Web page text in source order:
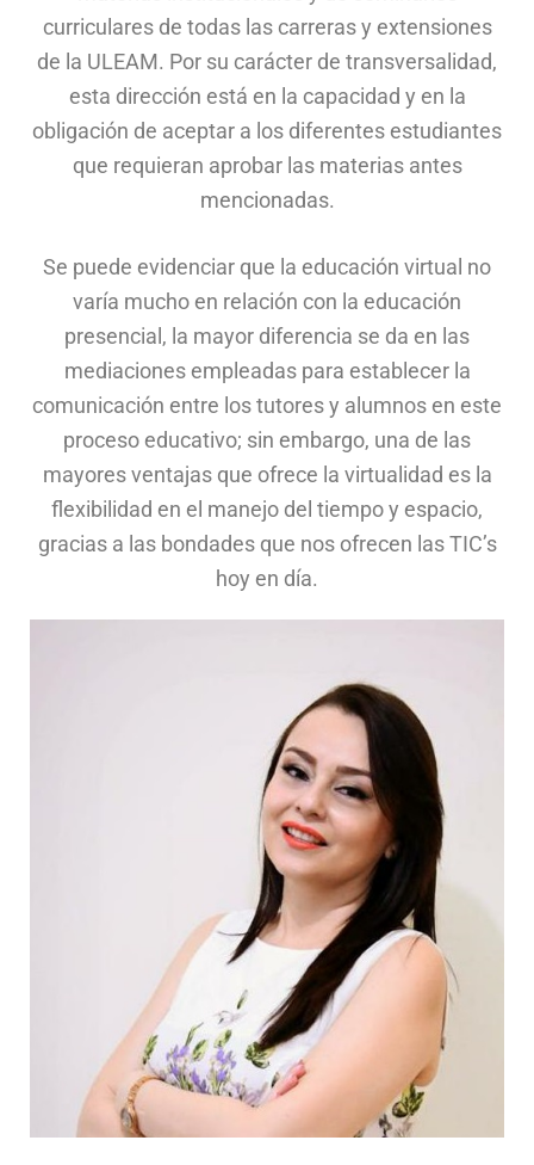
curriculares de todas las carreras y extensiones
de la ULEAM. Por su carácter de transversalidad,
esta dirección está en la capacidad y en la
obligación de aceptar a los diferentes estudiantes
que requieran aprobar las materias antes
mencionadas.
Se puede evidenciar que la educación virtual no
varía mucho en relación con la educación
presencial, la mayor diferencia se da en las
mediaciones empleadas para establecer la
comunicación entre los tutores y alumnos en este
proceso educativo; sin embargo, una de las
mayores ventajas que ofrece la virtualidad es la
flexibilidad en el manejo del tiempo y espacio,
gracias a las bondades que nos ofrecen las TIC’s
hoy en día.